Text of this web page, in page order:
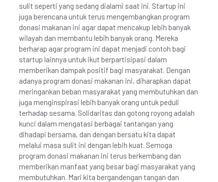
sulit seperti yang sedang dialami saat ini. Startup ini
juga berencana untuk terus mengembangkan program
donasi makanan ini agar dapat mencakup lebih banyak
wilayah dan membantu lebih banyak orang. Mereka
berharap agar program ini dapat menjadi contoh bagi
startup lainnya untuk ikut berpartisipasi dalam
memberikan dampak positif bagi masyarakat. Dengan
adanya program donasi makanan ini, diharapkan dapat
meringankan beban masyarakat yang membutuhkan dan
juga menginspirasi lebih banyak orang untuk peduli
terhadap sesama. Solidaritas dan gotong royong adalah
kunci dalam mengatasi berbagai tantangan yang
dihadapi bersama, dan dengan bersatu kita dapat
melalui masa sulit ini dengan lebih kuat. Semoga
program donasi makanan ini terus berkembang dan
memberikan manfaat yang besar bagi masyarakat yang
membutuhkan. Mari kita bergandengan tangan dan